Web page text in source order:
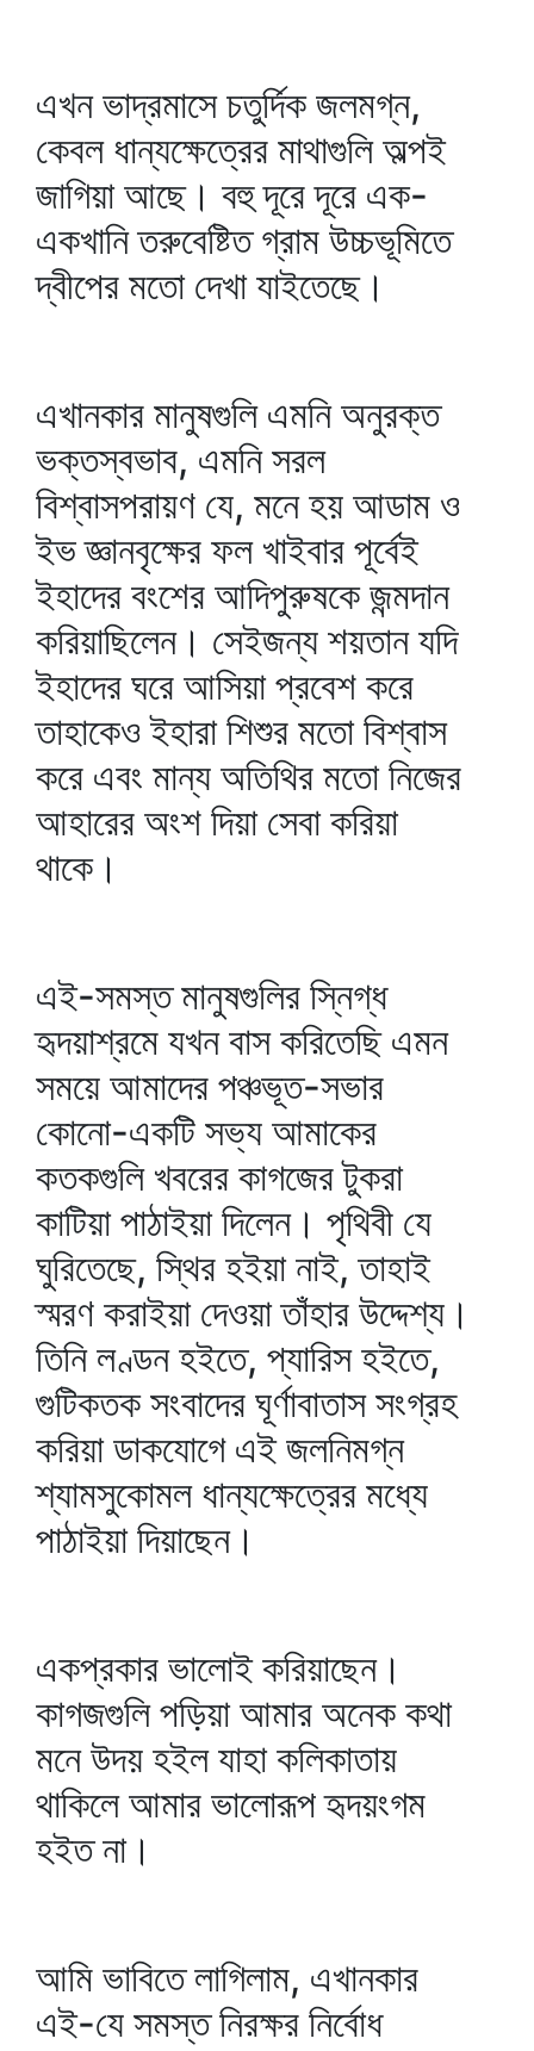
এখন ভাদ্রমাসে চতুর্দিক জলমগ্ন,
কেবল ধান্যক্ষেত্রের মাথাগুলি অল্পই
জাগিয়া আছে। বহু দূরে দূরে এক-
একখানি তরুবেষ্টিত গ্রাম উচ্চভূমিতে
দ্বীপের মতো দেখা যাইতেছে।
এখানকার মানুষগুলি এমনি অনুরক্ত
ভক্তস্বভাব, এমনি সরল
বিশ্বাসপরায়ণ যে, মনে হয় আডাম ও
ইভ জ্ঞানবৃক্ষের ফল খাইবার পূর্বেই
ইহাদের বংশের আদিপুরুষকে জন্মদান
করিয়াছিলেন। সেইজন্য শয়তান যদি
ইহাদের ঘরে আসিয়া প্রবেশ করে
তাহাকেও ইহারা শিশুর মতো বিশ্বাস
করে এবং মান্য অতিথির মতো নিজের
আহারের অংশ দিয়া সেবা করিয়া
থাকে।
এই-সমস্ত মানুষগুলির স্নিগ্ধ
হৃদয়াশ্রমে যখন বাস করিতেছি এমন
সময়ে আমাদের পঞ্চভূত-সভার
কোনো-একটি সভ্য আমাকের
কতকগুলি খবরের কাগজের টুকরা
কাটিয়া পাঠাইয়া দিলেন। পৃথিবী যে
ঘুরিতেছে, স্থির হইয়া নাই, তাহাই
স্মরণ করাইয়া দেওয়া তাঁহার উদ্দেশ্য।
তিনি লণ্ডন হইতে, প্যারিস হইতে,
গুটিকতক সংবাদের ঘূর্ণাবাতাস সংগ্রহ
করিয়া ডাকযোগে এই জলনিমগ্ন
শ্যামসুকোমল ধান্যক্ষেত্রের মধ্যে
পাঠাইয়া দিয়াছেন।
একপ্রকার ভালোই করিয়াছেন।
কাগজগুলি পড়িয়া আমার অনেক কথা
মনে উদয় হইল যাহা কলিকাতায়
থাকিলে আমার ভালোরূপ হৃদয়ংগম
হইত না।
আমি ভাবিতে লাগিলাম, এখানকার
এই-যে সমস্ত নিরক্ষর নির্বোধ